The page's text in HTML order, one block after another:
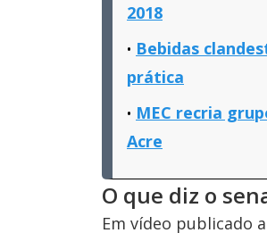
2018
Bebidas
prática
MEC recria
Acre
O que diz o
Em vídeo publicado